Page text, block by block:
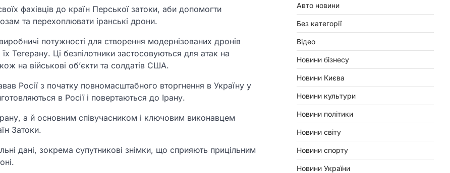
фахівців до країн Перської затоки, аби допомогти
та перехоплювати іранські дрони.
потужності для створення модернізованих дронів
Тегерану. Ці безпілотники застосовуються для атак на
на військові об’єкти та солдатів США.
Росії з початку повномасштабного вторгнення в Україну у
в Росії і повертаються до Ірану.
а й основним співучасником і ключовим виконавцем
Затоки.
дані, зокрема супутникові знімки, що сприяють прицільним
Авто новини
Без категорії
Відео
Новини бізнесу
Новини Києва
Новини культури
Новини політики
Новини світу
Новини спорту
Новини України